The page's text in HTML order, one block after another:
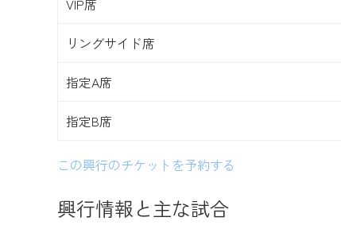
VIP席
リングサイド席
指定A席
指定B席
この興行のチケットを予約する
興行情報と主な試合